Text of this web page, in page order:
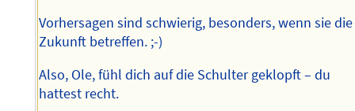
Vorhersagen sind schwierig, besonders, wenn sie die
Zukunft betreffen. ;-)
Also, Ole, fühl dich auf die Schulter geklopft – du
hattest recht.